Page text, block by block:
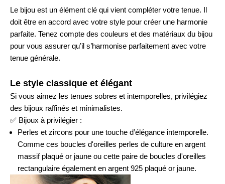
Le bijou est un élément clé qui vient compléter votre tenue. Il
doit être en accord avec votre style pour créer une harmonie
parfaite. Tenez compte des couleurs et des matériaux du bijou
pour vous assurer qu’il s’harmonise parfaitement avec votre
tenue générale.
Le style classique et élégant
Si vous aimez les tenues sobres et intemporelles, privilégiez
des bijoux raffinés et minimalistes.
✅ Bijoux à privilégier :
Perles et zircons pour une touche d’élégance intemporelle.
Comme ces boucles d'oreilles perles de culture en argent
massif plaqué or jaune ou cette paire de boucles d'oreilles
rectangulaire également en argent 925 plaqué or jaune.